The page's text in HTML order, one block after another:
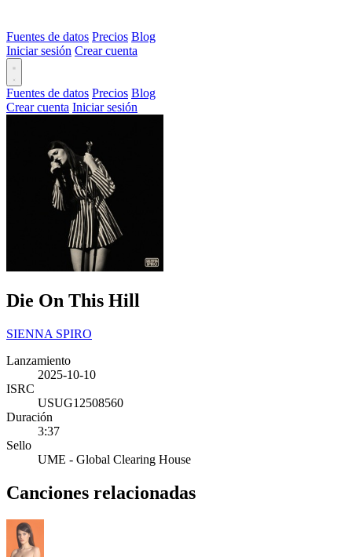
Fuentes de datos Precios Blog
Iniciar sesión Crear cuenta
Fuentes de datos Precios Blog
Crear cuenta Iniciar sesión
Die On This Hill
SIENNA SPIRO
Lanzamiento
2025-10-10
ISRC
USUG12508560
Duración
3:37
Sello
UME - Global Clearing House
Canciones relacionadas